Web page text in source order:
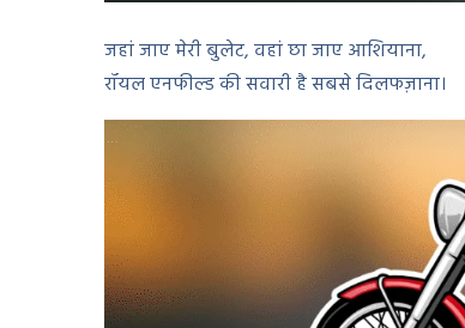
जहां जाए मेरी बुलेट, वहां छा जाए आशियाना,
रॉयल एनफील्ड की सवारी है सबसे दिलफज़ाना।